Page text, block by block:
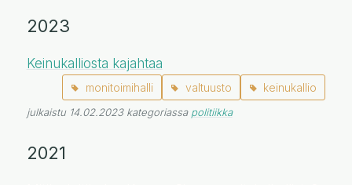
2023
Keinukalliosta kajahtaa
monitoimihalli valtuusto keinukallio
julkaistu 14.02.2023 kategoriassa politiikka
2021